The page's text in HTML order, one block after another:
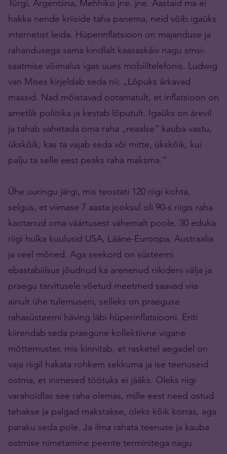
Türgi, Argentiina, Mehhiko jne. jne. Aastaid ma ei
hakka nende kriiside taha panema, neid võib igaüks
internetist leida. Hüperinflatsioon on majanduse ja
rahandusega sama kindlalt kaasaskäiv nagu smsi-
saatmise võimalus igas uues mobiiltelefonis. Ludwig
van Mises kirjeldab seda nii: „Lõpuks ärkavad
massid. Nad mõistavad ootamatult, et inflatsioon on
ametlik poliitika ja kestab lõputult. Igaüks on ärevil
ja tahab vahetada oma raha „reaalse“ kauba vastu,
ükskõik, kas ta vajab seda või mitte, ükskõik, kui
palju ta selle eest peaks raha maksma.“
Ühe uuringu järgi, mis teostati 120 riigi kohta,
selgus, et viimase 7 aasta jooksul oli 90-s riigis raha
kaotanud oma väärtusest vähemalt poole. 30 eduka
riigi hulka kuulusid USA, Lääne-Euroopa, Austraalia
ja veel mõned. Aga seekord on süsteemi
ebastabiilsus jõudnud ka arenenud riikideni välja ja
praegu tarvitusele võetud meetmed saavad viia
ainult ühe tulemuseni, selleks on praeguse
rahasüsteemi häving läbi hüperinflatsiooni. Eriti
kiirendab seda praegune kollektiivne vigane
mõttemuster, mis kinnitab, et rasketel aegadel on
vaja riigil hakata rohkem sekkuma ja ise teenuseid
ostma, et inimesed töötuks ei jääks. Oleks riigi
varahoidlas see raha olemas, mille eest need ostud
tehakse ja palgad makstakse, oleks kõik korras, aga
paraku seda pole. Ja ilma rahata teenuse ja kauba
ostmise nimetamine peente terminitega nagu